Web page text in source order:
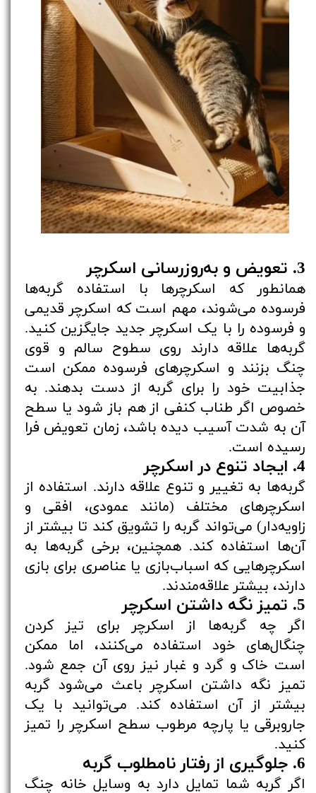
3. تعویض و به‌روزرسانی اسکرچر
همانطور که اسکرچرها با استفاده گربه‌ها
فرسوده می‌شوند، مهم است که اسکرچر قدیمی
و فرسوده را با یک اسکرچر جدید جایگزین کنید.
گربه‌ها علاقه دارند روی سطوح سالم و قوی
چنگ بزنند و اسکرچرهای فرسوده ممکن است
جذابیت خود را برای گربه از دست بدهند. به
خصوص اگر طناب کنفی از هم باز شود یا سطح
آن به شدت آسیب دیده باشد، زمان تعویض فرا
رسیده است.
4. ایجاد تنوع در اسکرچر
گربه‌ها به تغییر و تنوع علاقه دارند. استفاده از
اسکرچرهای مختلف (مانند عمودی، افقی و
زاویه‌دار) می‌تواند گربه را تشویق کند تا بیشتر از
آن‌ها استفاده کند. همچنین، برخی گربه‌ها به
اسکرچرهایی که اسباب‌بازی یا عناصری برای بازی
دارند، بیشتر علاقه‌مندند.
5. تمیز نگه داشتن اسکرچر
اگر چه گربه‌ها از اسکرچر برای تیز کردن
چنگال‌های خود استفاده می‌کنند، اما ممکن
است خاک و گرد و غبار نیز روی آن جمع شود.
تمیز نگه داشتن اسکرچر باعث می‌شود گربه
بیشتر از آن استفاده کند. می‌توانید با یک
جاروبرقی یا پارچه مرطوب سطح اسکرچر را تمیز
کنید.
6. جلوگیری از رفتار نامطلوب گربه
اگر گربه شما تمایل دارد به وسایل خانه چنگ